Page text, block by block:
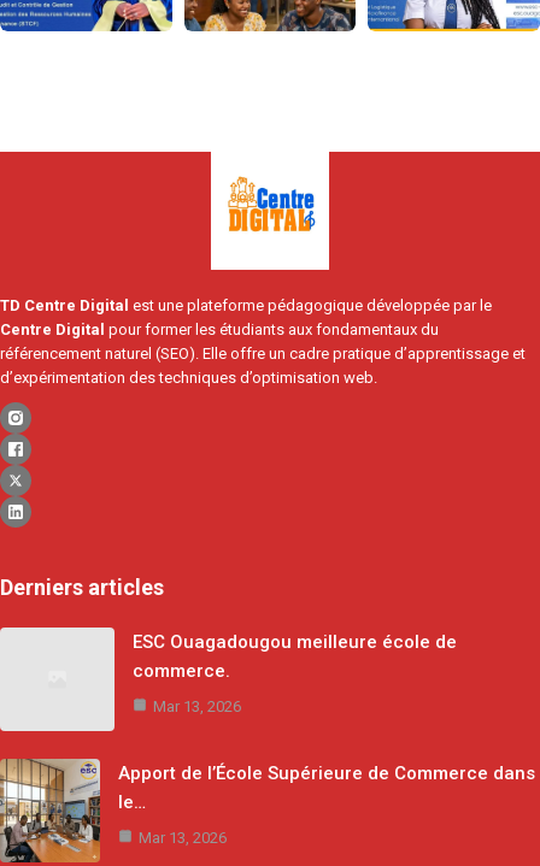
TD Centre Digital est une plateforme pédagogique développée par le
Centre Digital pour former les étudiants aux fondamentaux du
référencement naturel (SEO). Elle offre un cadre pratique d’apprentissage et
d’expérimentation des techniques d’optimisation web.
Derniers articles
ESC Ouagadougou meilleure école de
commerce.
Mar 13, 2026
Apport de l’École Supérieure de Commerce dans
le…
Mar 13, 2026